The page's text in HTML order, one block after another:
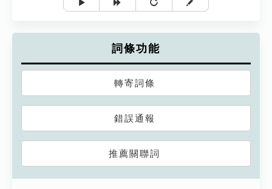
詞條功能
轉寄詞條
錯誤通報
推薦關聯詞